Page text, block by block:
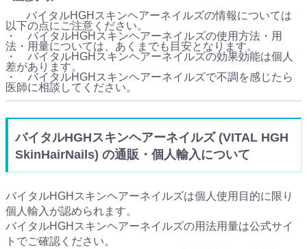
バイタルHGHスキンヘアーネイルズの情報については
以下の点にご注意ください。
・ バイタルHGHスキンヘアーネイルズの使用方法・用
法・用量については、あくまでも目安となります。
・ バイタルHGHスキンヘアーネイルズの効果効能は個人
差があります。
・ バイタルHGHスキンヘアーネイルズで不調を感じたら
医師に相談してください。
バイタルHGHスキンヘアーネイルズ (VITAL HGH
SkinHairNails) の通販・個人輸入について
バイタルHGHスキンヘアーネイルズは個人使用目的に限り
個人輸入が認められます。
バイタルHGHスキンヘアーネイルズの用法用量は公式サイ
トでご確認ください。